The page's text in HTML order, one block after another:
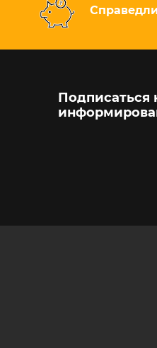
Подписаться